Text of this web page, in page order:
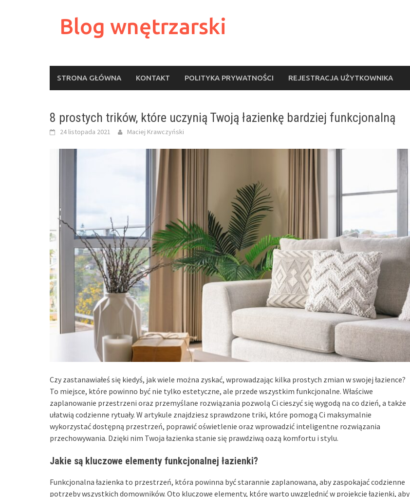
Blog wnętrzarski
STRONA GŁÓWNA KONTAKT POLITYKA PRYWATNOŚCI REJESTRACJA UŻYTKOWNIKA
8 prostych trików, które uczynią Twoją łazienkę bardziej funkcjonalną
24 listopada 2021 Maciej Krawczyński
Czy zastanawiałeś się kiedyś, jak wiele można zyskać, wprowadzając kilka prostych zmian w swojej łazience?
To miejsce, które powinno być nie tylko estetyczne, ale przede wszystkim funkcjonalne. Właściwe
zaplanowanie przestrzeni oraz przemyślane rozwiązania pozwolą Ci cieszyć się wygodą na co dzień, a także
ułatwią codzienne rytuały. W artykule znajdziesz sprawdzone triki, które pomogą Ci maksymalnie
wykorzystać dostępną przestrzeń, poprawić oświetlenie oraz wprowadzić inteligentne rozwiązania
przechowywania. Dzięki nim Twoja łazienka stanie się prawdziwą oazą komfortu i stylu.
Jakie są kluczowe elementy funkcjonalnej łazienki?
Funkcjonalna łazienka to przestrzeń, która powinna być starannie zaplanowana, aby zaspokajać codzienne
potrzeby wszystkich domowników. Oto kluczowe elementy, które warto uwzględnić w projekcie łazienki, aby